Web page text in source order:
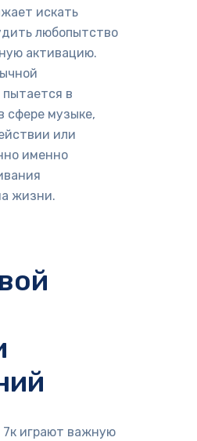
искать
любопытство
активацию.
в
сфере музыке,
или
именно
жизни.
играют важную